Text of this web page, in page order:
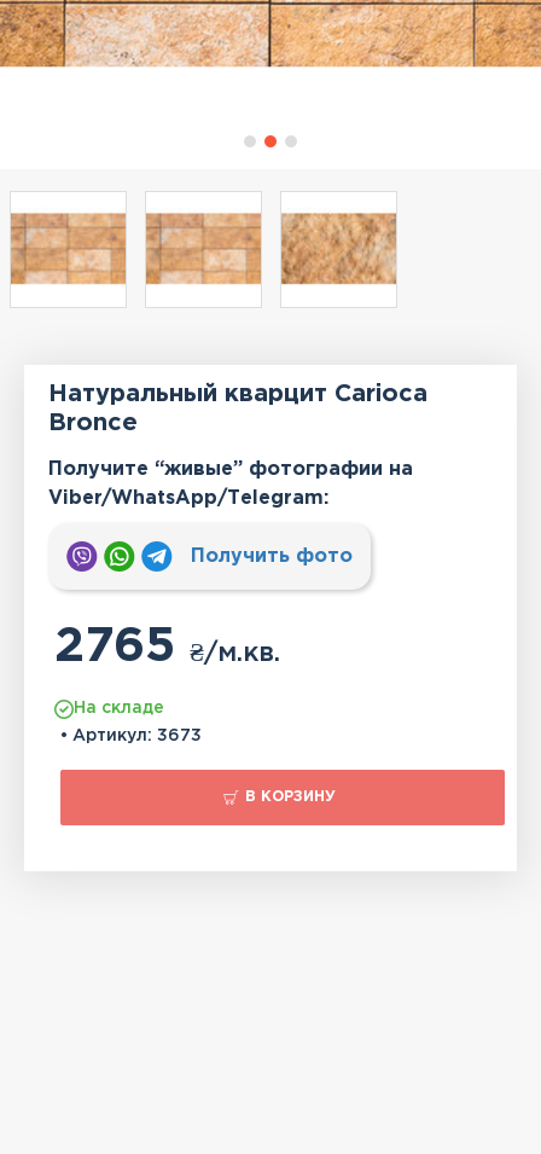
Натуральный кварцит Carioca
Bronce
Получите “живые” фотографии на
Viber/WhatsApp/Тelegram:
Получить фото
2765₴/м.кв.
На складе
• Артикул: 3673
В КОРЗИНУ